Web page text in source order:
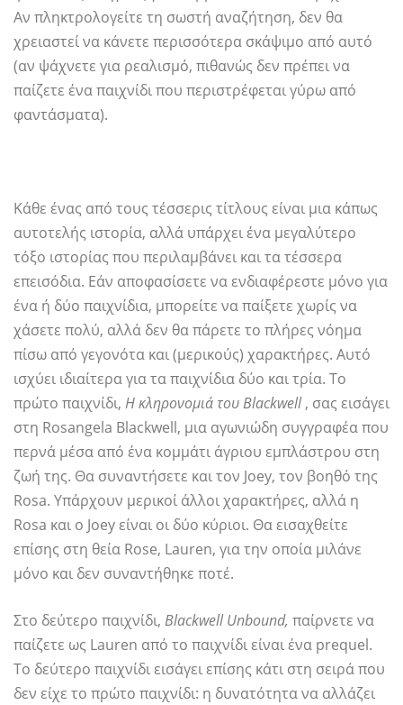
Αν πληκτρολογείτε τη σωστή αναζήτηση, δεν θα
χρειαστεί να κάνετε περισσότερα σκάψιμο από αυτό
(αν ψάχνετε για ρεαλισμό, πιθανώς δεν πρέπει να
παίζετε ένα παιχνίδι που περιστρέφεται γύρω από
φαντάσματα).
Κάθε ένας από τους τέσσερις τίτλους είναι μια κάπως
αυτοτελής ιστορία, αλλά υπάρχει ένα μεγαλύτερο
τόξο ιστορίας που περιλαμβάνει και τα τέσσερα
επεισόδια. Εάν αποφασίσετε να ενδιαφέρεστε μόνο για
ένα ή δύο παιχνίδια, μπορείτε να παίξετε χωρίς να
χάσετε πολύ, αλλά δεν θα πάρετε το πλήρες νόημα
πίσω από γεγονότα και (μερικούς) χαρακτήρες. Αυτό
ισχύει ιδιαίτερα για τα παιχνίδια δύο και τρία. Το
πρώτο παιχνίδι, Η κληρονομιά του Blackwell, σας εισάγει
στη Rosangela Blackwell, μια αγωνιώδη συγγραφέα που
περνά μέσα από ένα κομμάτι άγριου εμπλάστρου στη
ζωή της. Θα συναντήσετε και τον Joey, τον βοηθό της
Rosa. Υπάρχουν μερικοί άλλοι χαρακτήρες, αλλά η
Rosa και ο Joey είναι οι δύο κύριοι. Θα εισαχθείτε
επίσης στη θεία Rose, Lauren, για την οποία μιλάνε
μόνο και δεν συναντήθηκε ποτέ.
Στο δεύτερο παιχνίδι, Blackwell Unbound, παίρνετε να
παίζετε ως Lauren από το παιχνίδι είναι ένα prequel.
Το δεύτερο παιχνίδι εισάγει επίσης κάτι στη σειρά που
δεν είχε το πρώτο παιχνίδι: η δυνατότητα να αλλάζει